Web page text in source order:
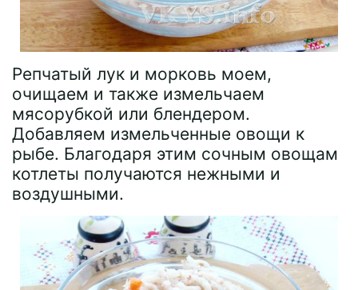
Репчатый лук и морковь моем,
очищаем и также измельчаем
мясорубкой или блендером.
Добавляем измельченные овощи к
рыбе. Благодаря этим сочным овощам
котлеты получаются нежными и
воздушными.